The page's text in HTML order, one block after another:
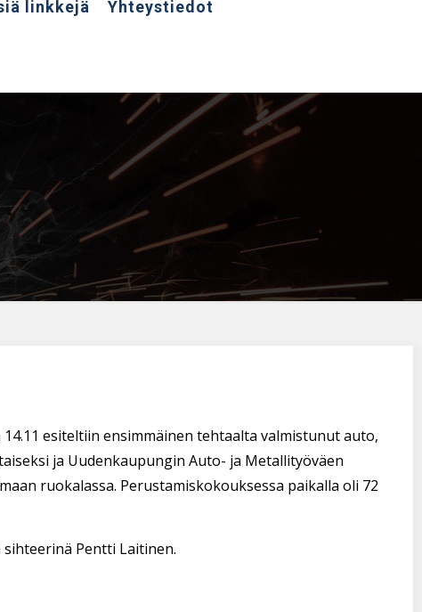
linkkejä Yhteystiedot
esiteltiin ensimmäinen tehtaalta valmistunut auto,
ja Uudenkaupungin Auto- ja Metallityöväen
ruokalassa. Perustamiskokouksessa paikalla oli 72
Pentti Laitinen.